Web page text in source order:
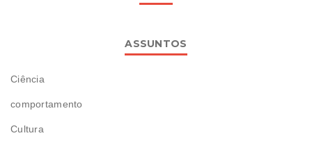
ASSUNTOS
Ciência
comportamento
Cultura